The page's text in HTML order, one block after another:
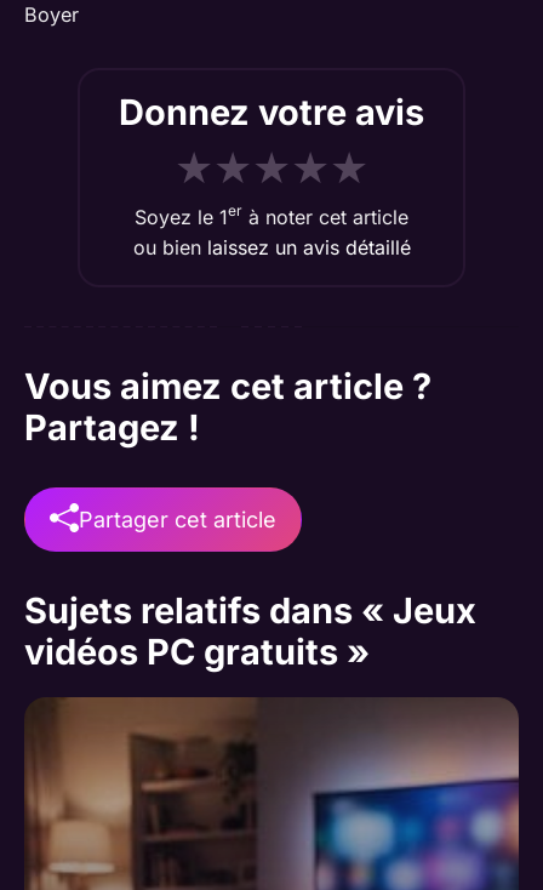
Boyer
Donnez votre avis
★★★★★
Soyez le 1er à noter cet article
ou bien laissez un avis détaillé
Vous aimez cet article ?
Partagez !
Partager cet article
Sujets relatifs dans « Jeux
vidéos PC gratuits »